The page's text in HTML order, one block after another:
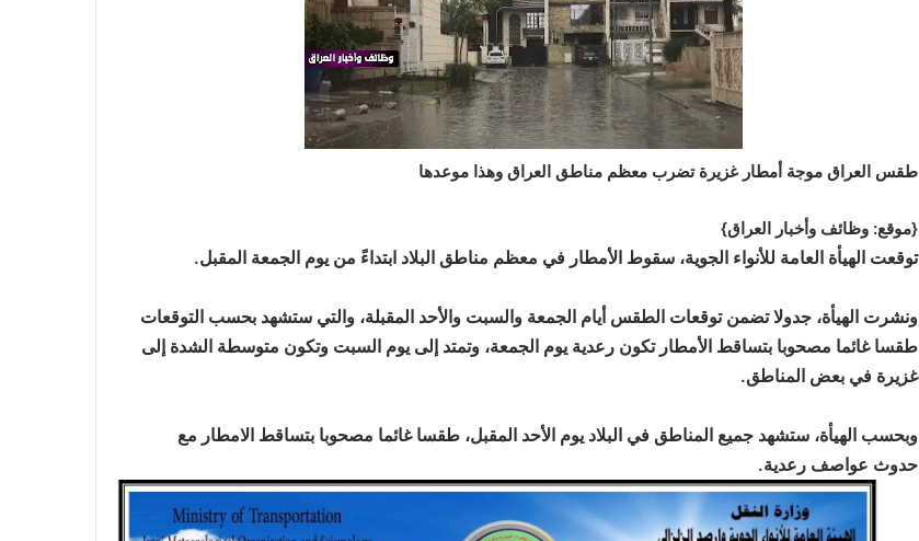
طقس العراق موجة أمطار غزيرة تضرب معظم مناطق العراق وهذا موعدها
{موقع: وظائف وأخبار العراق}
توقعت الهيأة العامة للأنواء الجوية، سقوط الأمطار في معظم مناطق البلاد ابتداءً من يوم الجمعة المقبل.
ونشرت الهيأة، جدولا تضمن توقعات الطقس أيام الجمعة والسبت والأحد المقبلة، والتي ستشهد بحسب التوقعات
طقسا غائما مصحوبا بتساقط الأمطار تكون رعدية يوم الجمعة، وتمتد إلى يوم السبت وتكون متوسطة الشدة إلى
غزيرة في بعض المناطق.
وبحسب الهيأة، ستشهد جميع المناطق في البلاد يوم الأحد المقبل، طقسا غائما مصحوبا بتساقط الامطار مع
حدوث عواصف رعدية.